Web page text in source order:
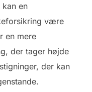
kan en
være
en mere
der tager højde
der kan